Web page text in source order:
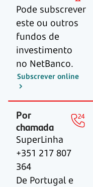
Pode subscrever
este ou outros
fundos de
investimento
no NetBanco.
Subscrever online
Por
chamada
SuperLinha
+351 217 807
364
De Portugal e